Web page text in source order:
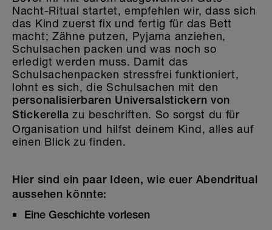
Nacht-Ritual startet, empfehlen wir, dass sich
das Kind zuerst fix und fertig für das Bett
macht; Zähne putzen, Pyjama anziehen,
Schulsachen packen und was noch so
erledigt werden muss. Damit das
Schulsachenpacken stressfrei funktioniert,
lohnt es sich, die Schulsachen mit den
personalisierbaren Universalstickern von
Stickerella zu beschriften. So sorgst du für
Organisation und hilfst deinem Kind, alles auf
einen Blick zu finden.
Hier sind ein paar Ideen, wie euer Abendritual
aussehen könnte:
Eine Geschichte vorlesen